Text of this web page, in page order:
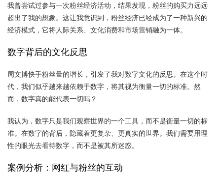
我曾尝试过参与一次粉丝经济活动，结果发现，粉丝的购买力远远
超出了我的想象。这让我意识到，粉丝经济已经成为了一种新兴的
经济模式，它将人际关系、文化消费和市场营销融为一体。
数字背后的文化反思
周文博快手粉丝量的增长，引发了我对数字文化的反思。在这个时
代，我们似乎越来越依赖于数字，将其视为衡量一切的标准。然
而，数字真的能代表一切吗？
我认为，数字只是我们观察世界的一个工具，而不是衡量一切的标
准。在数字的背后，隐藏着更复杂、更真实的世界。我们需要用理
性的眼光去看待数字，而不是被其所迷惑。
案例分析：网红与粉丝的互动